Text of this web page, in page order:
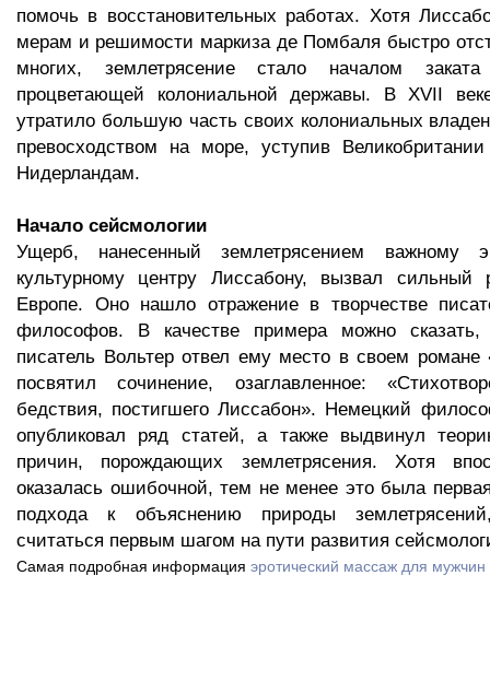
помочь в восстановительных работах. Хотя
мерам и решимости маркиза де Помбаля быстро
многих, землетрясение стало началом
процветающей колониальной державы. В XVII
утратило большую часть своих колониальных
превосходством на море, уступив
Нидерландам.
Начало сейсмологии
Ущерб, нанесенный землетрясением важному
культурному центру Лиссабону, вызвал сильный
Европе. Оно нашло отражение в творчестве
философов. В качестве примера можно сказать,
писатель Вольтер отвел ему место в своем романе
посвятил сочинение, озаглавленное:
бедствия, постигшего Лиссабон». Немецкий
опубликовал ряд статей, а также выдвинул
причин, порождающих землетрясения. Хотя
оказалась ошибочной, тем не менее это была
подхода к объяснению природы
считаться первым шагом на пути развития
Самая подробная информация эротический массаж для мужчин